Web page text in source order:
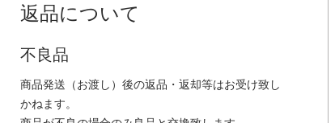
返品について
不良品
商品発送（お渡し）後の返品・返却等はお受け致し
かねます。